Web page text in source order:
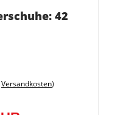
42
Versandkosten)